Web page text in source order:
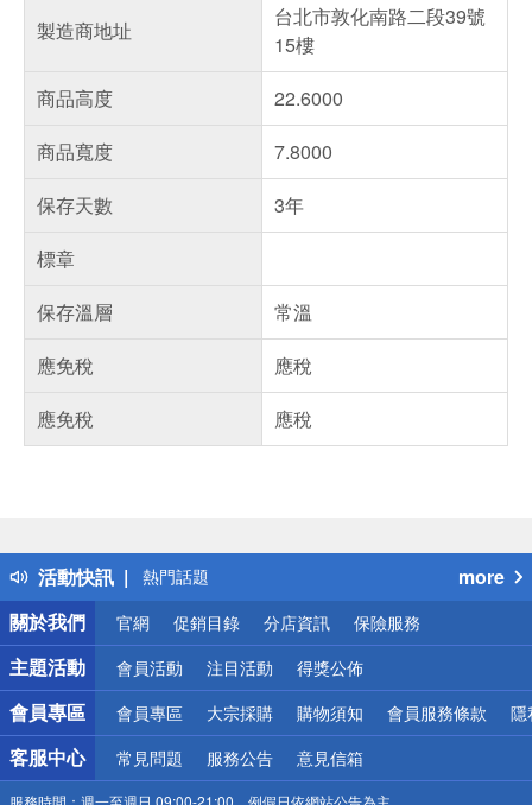
製造商地址
台北市敦化南路二段39號
15樓
商品高度
22.6000
商品寬度
7.8000
保存天數
3年
標章
保存溫層
常溫
應免稅
應稅
應免稅
應稅
活動快訊
得獎公告
熱門話題
銀行優惠
偏遠地區配送
詐騙網頁！請小心！
more
關於我們
官網 促銷目錄 分店資訊 保險服務
主題活動 會員活動 注目活動 得獎公佈
會員專區 會員專區 大宗採購 購物須知 會員服務條款 隱
客服中心 常見問題 服務公告 意見信箱
服務時間： 週一至週日 09:00-21:00，例假日依網站公告為主